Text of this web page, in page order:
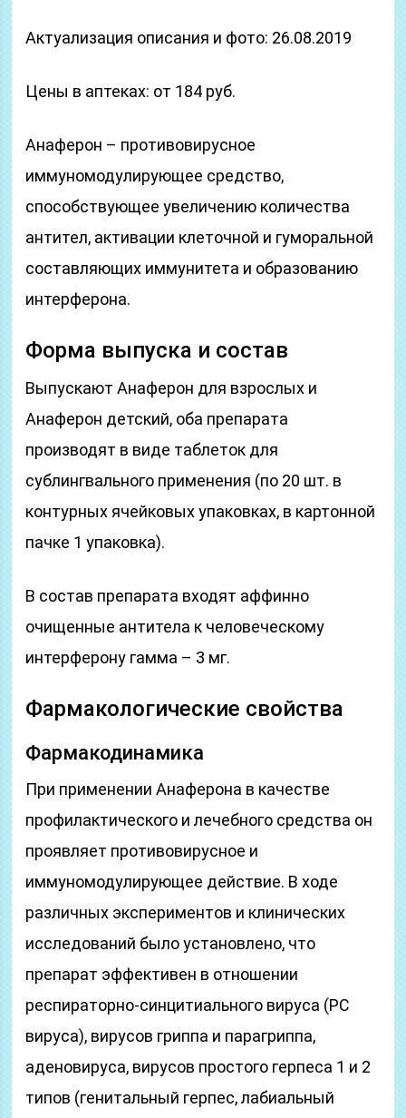
Актуализация описания и фото: 26.08.2019
Цены в аптеках: от 184 руб.
Анаферон – противовирусное
иммуномодулирующее средство,
способствующее увеличению количества
антител, активации клеточной и гуморальной
составляющих иммунитета и образованию
интерферона.
Форма выпуска и состав
Выпускают Анаферон для взрослых и
Анаферон детский, оба препарата
производят в виде таблеток для
сублингвального применения (по 20 шт. в
контурных ячейковых упаковках, в картонной
пачке 1 упаковка).
В состав препарата входят аффинно
очищенные антитела к человеческому
интерферону гамма – 3 мг.
Фармакологические свойства
Фармакодинамика
При применении Анаферона в качестве
профилактического и лечебного средства он
проявляет противовирусное и
иммуномодулирующее действие. В ходе
различных экспериментов и клинических
исследований было установлено, что
препарат эффективен в отношении
респираторно-синцитиального вируса (РС
вируса), вирусов гриппа и парагриппа,
аденовируса, вирусов простого герпеса 1 и 2
типов (генитальный герпес, лабиальный